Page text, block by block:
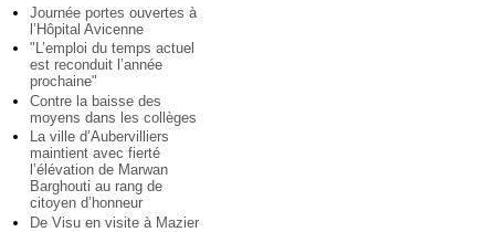
Journée portes ouvertes à
l’Hôpital Avicenne
"L’emploi du temps actuel
est reconduit l’année
prochaine"
Contre la baisse des
moyens dans les collèges
La ville d’Aubervilliers
maintient avec fierté
l’élévation de Marwan
Barghouti au rang de
citoyen d’honneur
De Visu en visite à Mazier